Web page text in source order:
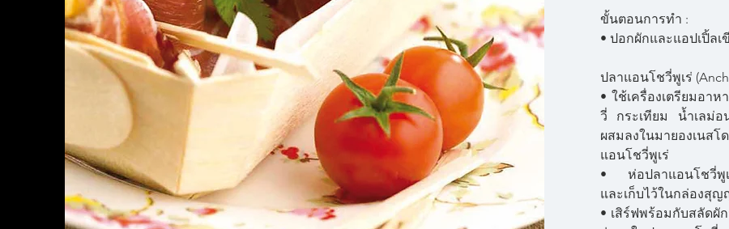
ขั้นตอนการทำ :
• ปอกผักและแอปเปิ้ล
ปลาแอนโชวี่พูเร่
• ใช้เครื่องเตรียมอา
วี่ กระเทียม น้ำเลม่อ
ผสมลงในมายองเนส
แอนโชวี่พูเร่
• ห่อปลาแอนโชวี่พูเ
และเก็บไว้ในกล่องสุ
• เสิร์ฟพร้อมกับสลัดผั